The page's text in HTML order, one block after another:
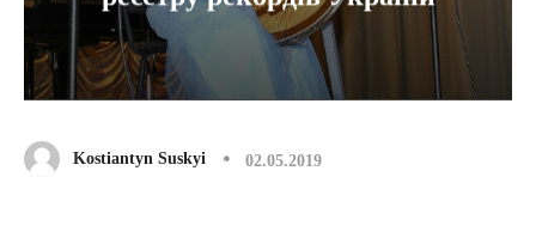
Kostiantyn Suskyi 02.05.2019